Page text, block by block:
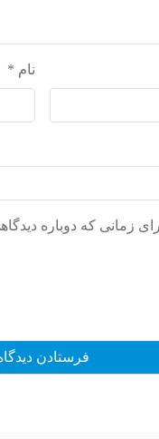
نام *
زمانی که دوباره